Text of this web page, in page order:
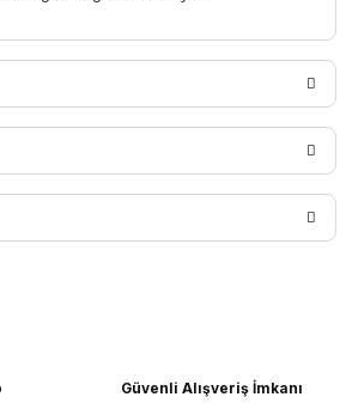
ilk yorumu siz yapın!
Güvenli Alışveriş İmkanı